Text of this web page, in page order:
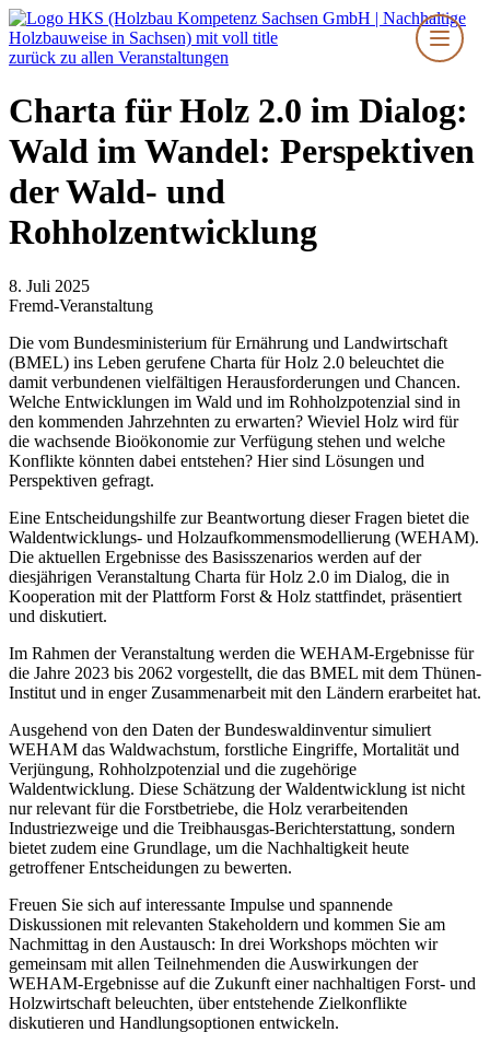
Zum
Inhalt
springen
zurück zu allen Veranstaltungen
Charta für Holz 2.0 im Dialog:
Wald im Wandel: Perspektiven
der Wald- und
Rohholzentwicklung
8. Juli 2025
Fremd-Veranstaltung
Die vom Bundesministerium für Ernährung und Landwirtschaft
(BMEL) ins Leben gerufene Charta für Holz 2.0 beleuchtet die
damit verbundenen vielfältigen Herausforderungen und Chancen.
Welche Entwicklungen im Wald und im Rohholzpotenzial sind in
den kommenden Jahrzehnten zu erwarten? Wieviel Holz wird für
die wachsende Bioökonomie zur Verfügung stehen und welche
Konflikte könnten dabei entstehen? Hier sind Lösungen und
Perspektiven gefragt.
Eine Entscheidungshilfe zur Beantwortung dieser Fragen bietet die
Waldentwicklungs- und Holzaufkommensmodellierung (WEHAM).
Die aktuellen Ergebnisse des Basisszenarios werden auf der
diesjährigen Veranstaltung Charta für Holz 2.0 im Dialog, die in
Kooperation mit der Plattform Forst & Holz stattfindet, präsentiert
und diskutiert.
Im Rahmen der Veranstaltung werden die WEHAM-Ergebnisse für
die Jahre 2023 bis 2062 vorgestellt, die das BMEL mit dem Thünen-
Institut und in enger Zusammenarbeit mit den Ländern erarbeitet hat.
Ausgehend von den Daten der Bundeswaldinventur simuliert
WEHAM das Waldwachstum, forstliche Eingriffe, Mortalität und
Verjüngung, Rohholzpotenzial und die zugehörige
Waldentwicklung. Diese Schätzung der Waldentwicklung ist nicht
nur relevant für die Forstbetriebe, die Holz verarbeitenden
Industriezweige und die Treibhausgas-Berichterstattung, sondern
bietet zudem eine Grundlage, um die Nachhaltigkeit heute
getroffener Entscheidungen zu bewerten.
Freuen Sie sich auf interessante Impulse und spannende
Diskussionen mit relevanten Stakeholdern und kommen Sie am
Nachmittag in den Austausch: In drei Workshops möchten wir
gemeinsam mit allen Teilnehmenden die Auswirkungen der
WEHAM-Ergebnisse auf die Zukunft einer nachhaltigen Forst- und
Holzwirtschaft beleuchten, über entstehende Zielkonflikte
diskutieren und Handlungsoptionen entwickeln.